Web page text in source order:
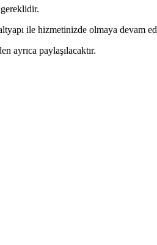
ile hizmetinizde olmaya devam
ayrıca paylaşılacaktır.